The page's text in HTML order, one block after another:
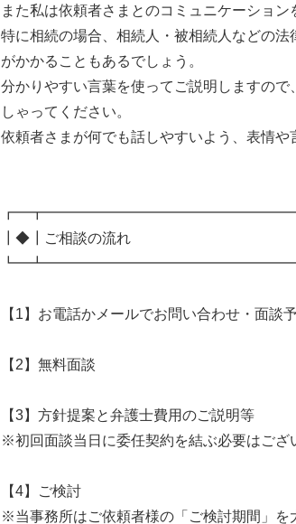
また私は依頼者さまとのコミュニケーション
特に相続の場合、相続人・被相続人などの
がかかることもあるでしょう。
分かりやすい言葉を使ってご説明しますの
しゃってください。
依頼者さまが何でも話しやすいよう、表情や
┃◆┃ご相談の流れ
【1】お電話かメールでお問い合わせ・面談
【2】無料面談
【3】方針提案と弁護士費用のご説明等
※初回面談当日に委任契約を結ぶ必要はござ
【4】ご検討
※当事務所はご依頼者様の「ご検討期間」を